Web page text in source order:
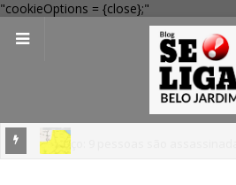
"cookieOptions = {close};"